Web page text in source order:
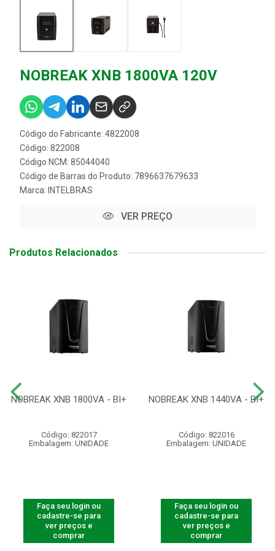
NOBREAK XNB 1800VA 120V
Código do Fabricante: 4822008
Código: 822008
Código NCM: 85044040
Código de Barras do Produto: 7896637679633
Marca: INTELBRAS
VER PREÇO
Produtos Relacionados
NOBREAK XNB 1800VA - BI+
Código: 822017
Embalagem: UNIDADE
Faça seu login ou
cadastre-se para
ver preços e
comprar
NOBREAK XNB 1440VA - BI+
Código: 822016
Embalagem: UNIDADE
Faça seu login ou
cadastre-se para
ver preços e
comprar